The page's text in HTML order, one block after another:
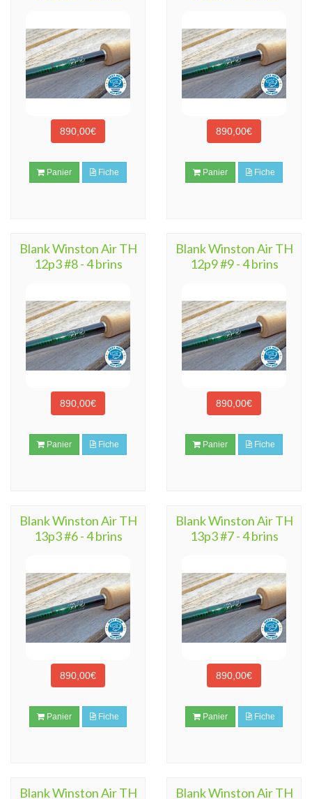
890,00€
Panier Fiche
890,00€
Panier Fiche
Blank Winston Air TH
12p3 #8 - 4 brins
890,00€
Panier Fiche
Blank Winston Air TH
12p9 #9 - 4 brins
890,00€
Panier Fiche
Blank Winston Air TH
13p3 #6 - 4 brins
890,00€
Panier Fiche
Blank Winston Air TH
13p3 #7 - 4 brins
890,00€
Panier Fiche
Blank Winston Air TH Blank Winston Air TH